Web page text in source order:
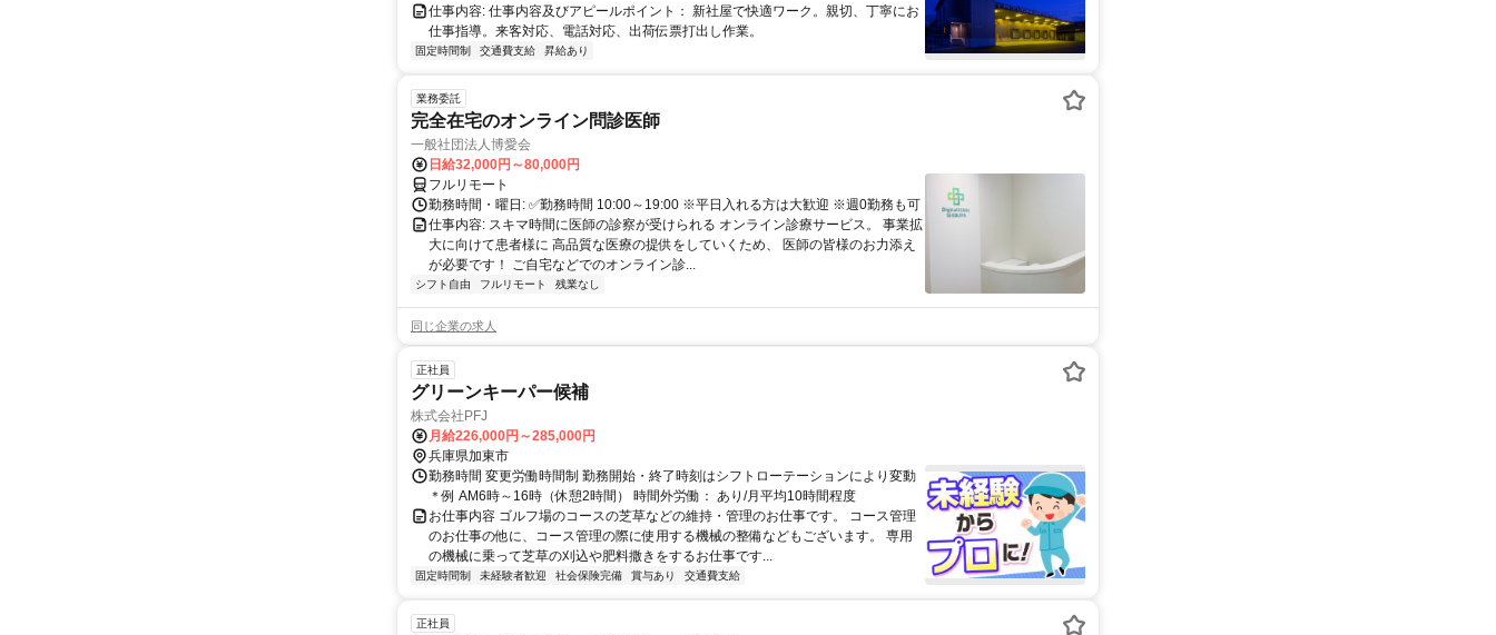
仕事内容: 仕事内容及びアピールポイント： 新社屋で快適ワーク。親切、丁寧にお
仕事指導。来客対応、電話対応、出荷伝票打出し作業。
固定時間制 交通費支給 昇給あり
業務委託
完全在宅のオンライン問診医師
一般社団法人博愛会
日給32,000円～80,000円
フルリモート
勤務時間・曜日: ✅勤務時間 10:00～19:00 ※平日入れる方は大歓迎 ※週0勤務も可
仕事内容: スキマ時間に医師の診察が受けられる オンライン診療サービス。 事業拡
大に向けて患者様に 高品質な医療の提供をしていくため、 医師の皆様のお力添え
が必要です！ ご自宅などでのオンライン診...
シフト自由 フルリモート 残業なし
同じ企業の求人
正社員
グリーンキーパー候補
株式会社PFJ
月給226,000円～285,000円
兵庫県加東市
勤務時間 変更労働時間制 勤務開始・終了時刻はシフトローテーションにより変動
＊例 AM6時～16時（休憩2時間） 時間外労働： あり/月平均10時間程度
お仕事内容 ゴルフ場のコースの芝草などの維持・管理のお仕事です。 コース管理
のお仕事の他に、コース管理の際に使用する機械の整備などもございます。 専用
の機械に乗って芝草の刈込や肥料撒きをするお仕事です...
固定時間制 未経験者歓迎 社会保険完備 賞与あり 交通費支給
正社員